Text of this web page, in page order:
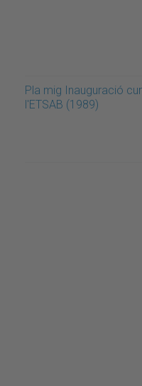
Pla mig Inauguració
l'ETSAB (1989)